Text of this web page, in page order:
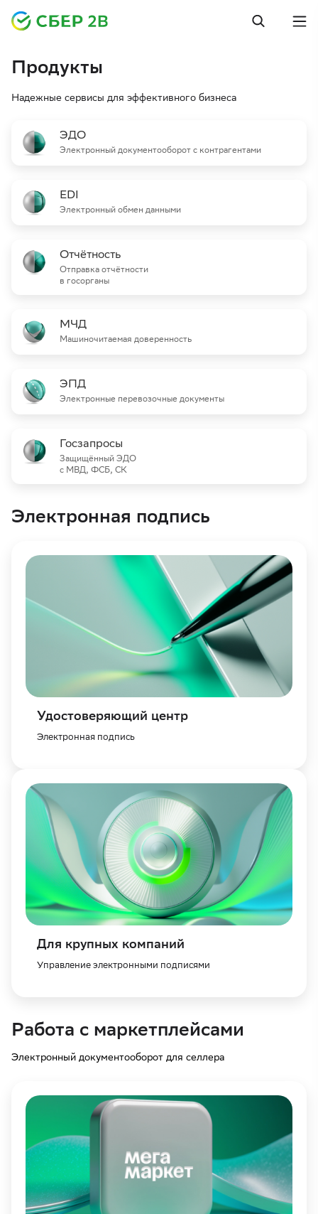
Продукты
Надежные сервисы для эффективного бизнеса
ЭДО
Электронный документооборот с контрагентами
EDI
Электронный обмен данными
Отчётность
Отправка отчётности
в госорганы
МЧД
Машиночитаемая доверенность
ЭПД
Электронные перевозочные документы
Госзапросы
Защищённый ЭДО
с МВД, ФСБ, СК
Электронная подпись
Удостоверяющий центр
Электронная подпись
Для крупных компаний
Управление электронными подписями
Работа с маркетплейсами
Электронный документооборот для селлера